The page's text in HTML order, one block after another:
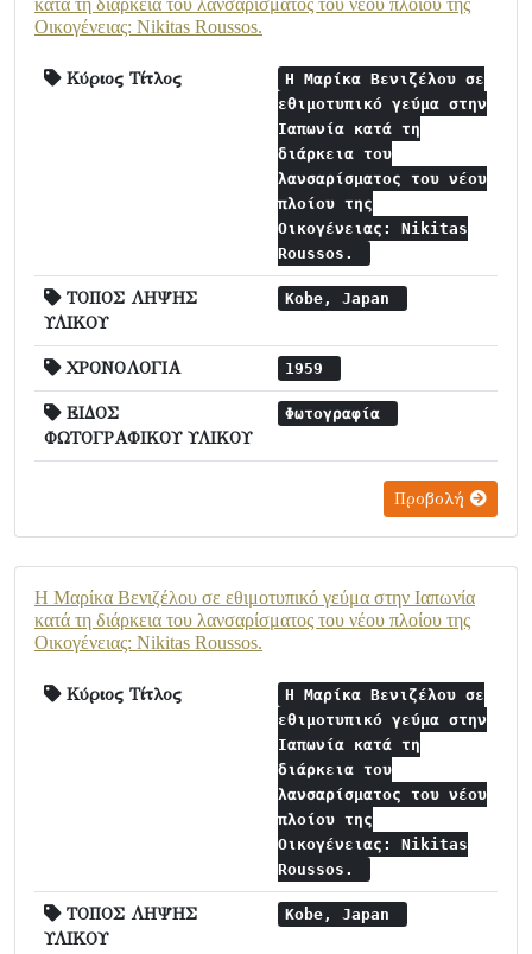
κατά τη διάρκεια του λανσαρίσματος του νέου πλοίου της
Οικογένειας: Nikitas Roussos.
Κύριος Τίτλος
Η Μαρίκα Βενιζέλου σε
εθιμοτυπικό γεύμα στην
Ιαπωνία κατά τη
διάρκεια του
λανσαρίσματος του νέου
πλοίου της
Οικογένειας: Nikitas
Roussos.
ΤΟΠΟΣ ΛΗΨΗΣ
ΥΛΙΚΟΥ
Kobe, Japan
ΧΡΟΝΟΛΟΓΙΑ 1959
ΕΙΔΟΣ
ΦΩΤΟΓΡΑΦΙΚΟΥ ΥΛΙΚΟΥ
Φωτογραφία
Προβολή
Η Μαρίκα Βενιζέλου σε εθιμοτυπικό γεύμα στην Ιαπωνία
κατά τη διάρκεια του λανσαρίσματος του νέου πλοίου της
Οικογένειας: Nikitas Roussos.
Κύριος Τίτλος
Η Μαρίκα Βενιζέλου σε
εθιμοτυπικό γεύμα στην
Ιαπωνία κατά τη
διάρκεια του
λανσαρίσματος του νέου
πλοίου της
Οικογένειας: Nikitas
Roussos.
ΤΟΠΟΣ ΛΗΨΗΣ
ΥΛΙΚΟΥ
Kobe, Japan